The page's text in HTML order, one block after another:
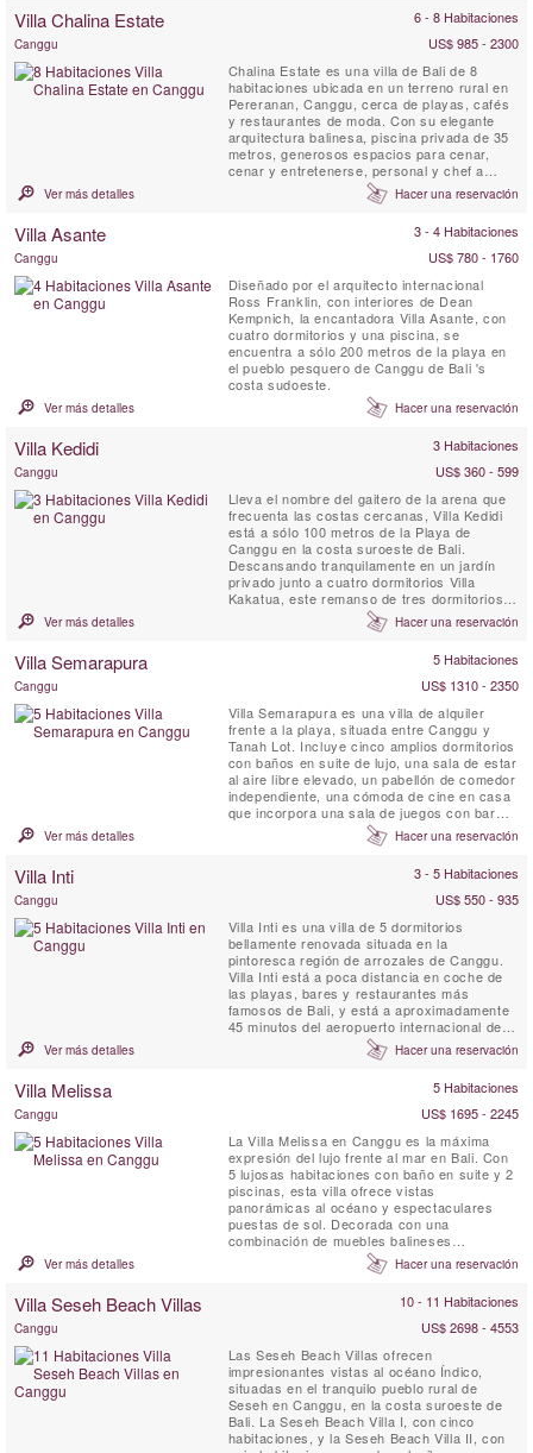
de las playas de arena negra de Cemagi y
Villa Chalina Estate 6 - 8 Habitaciones
Canggu
US$ 985 - 2300
Chalina Estate es una villa de Bali de 8
habitaciones ubicada en un terreno rural en
Pereranan, Canggu, cerca de playas, cafés
y restaurantes de moda. Con su elegante
arquitectura balinesa, piscina privada de 35
metros, generosos espacios para cenar,
cenar y entretenerse, personal y chef a
tiempo completo, su proximidad a los puntos
calientes de Bali y sus impresionantes
villas más deseables de Canggu para
Ver más detalles Hacer una reservación
Villa Asante 3 - 4 Habitaciones
Canggu
US$ 780 - 1760
Diseñado por el arquitecto internacional
Ross Franklin, con interiores de Dean
Kempnich, la encantadora Villa Asante, con
cuatro dormitorios y una piscina, se
encuentra a sólo 200 metros de la playa en
el pueblo pesquero de Canggu de Bali 's
costa sudoeste.
Ver más detalles Hacer una reservación
Villa Kedidi 3 Habitaciones
Canggu
US$ 360 - 599
Lleva el nombre del gaitero de la arena que
frecuenta las costas cercanas, Villa Kedidi
está a sólo 100 metros de la Playa de
Canggu en la costa suroeste de Bali.
Descansando tranquilamente en un jardín
privado junto a cuatro dormitorios Villa
Kakatua, este remanso de tres dormitorios
es el hogar por excelencia de Bali. La villa
ha sido diseñado en el estilo tradicional de
altos Serapwood que capturan la brisa
Ver más detalles Hacer una reservación
Villa Semarapura 5 Habitaciones
Canggu
US$ 1310 - 2350
Villa Semarapura es una villa de alquiler
frente a la playa, situada entre Canggu y
Tanah Lot. Incluye cinco amplios dormitorios
con baños en suite de lujo, una sala de estar
al aire libre elevado, un pabellón de comedor
independiente, una cómoda de cine en casa
que incorpora una sala de juegos con bar
incorporado, y una cocina característica.
Vistas al mar y magníficas puestas de sol de
Ver más detalles Hacer una reservación
Villa Inti 3 - 5 Habitaciones
Canggu
US$ 550 - 935
Villa Inti es una villa de 5 dormitorios
bellamente renovada situada en la
pintoresca región de arrozales de Canggu.
Villa Inti está a poca distancia en coche de
las playas, bares y restaurantes más
famosos de Bali, y está a aproximadamente
45 minutos del aeropuerto internacional de
Bali. Villa Inti ofrece espectaculares vistas
de exuberantes terrazas de arroz verde.
mientras disfruta de la total privacidad de las
Ver más detalles Hacer una reservación
Villa Melissa 5 Habitaciones
Canggu
US$ 1695 - 2245
La Villa Melissa en Canggu es la máxima
expresión del lujo frente al mar en Bali. Con
5 lujosas habitaciones con baño en suite y 2
piscinas, esta villa ofrece vistas
panorámicas al océano y espectaculares
puestas de sol. Decorada con una
combinación de muebles balineses
contemporáneos y antigüedades, la Villa
Melissa presenta un ambiente moderno y
se sentirá como en casa, pero con la ventaja
de contar con un mayordomo, servicio ...
Ver más detalles Hacer una reservación
Villa Seseh Beach Villas 10 - 11 Habitaciones
Canggu
US$ 2698 - 4553
Las Seseh Beach Villas ofrecen
impresionantes vistas al océano Índico,
situadas en el tranquilo pueblo rural de
Seseh en Canggu, en la costa suroeste de
Bali. La Seseh Beach Villa I, con cinco
habitaciones, y la Seseh Beach Villa II, con